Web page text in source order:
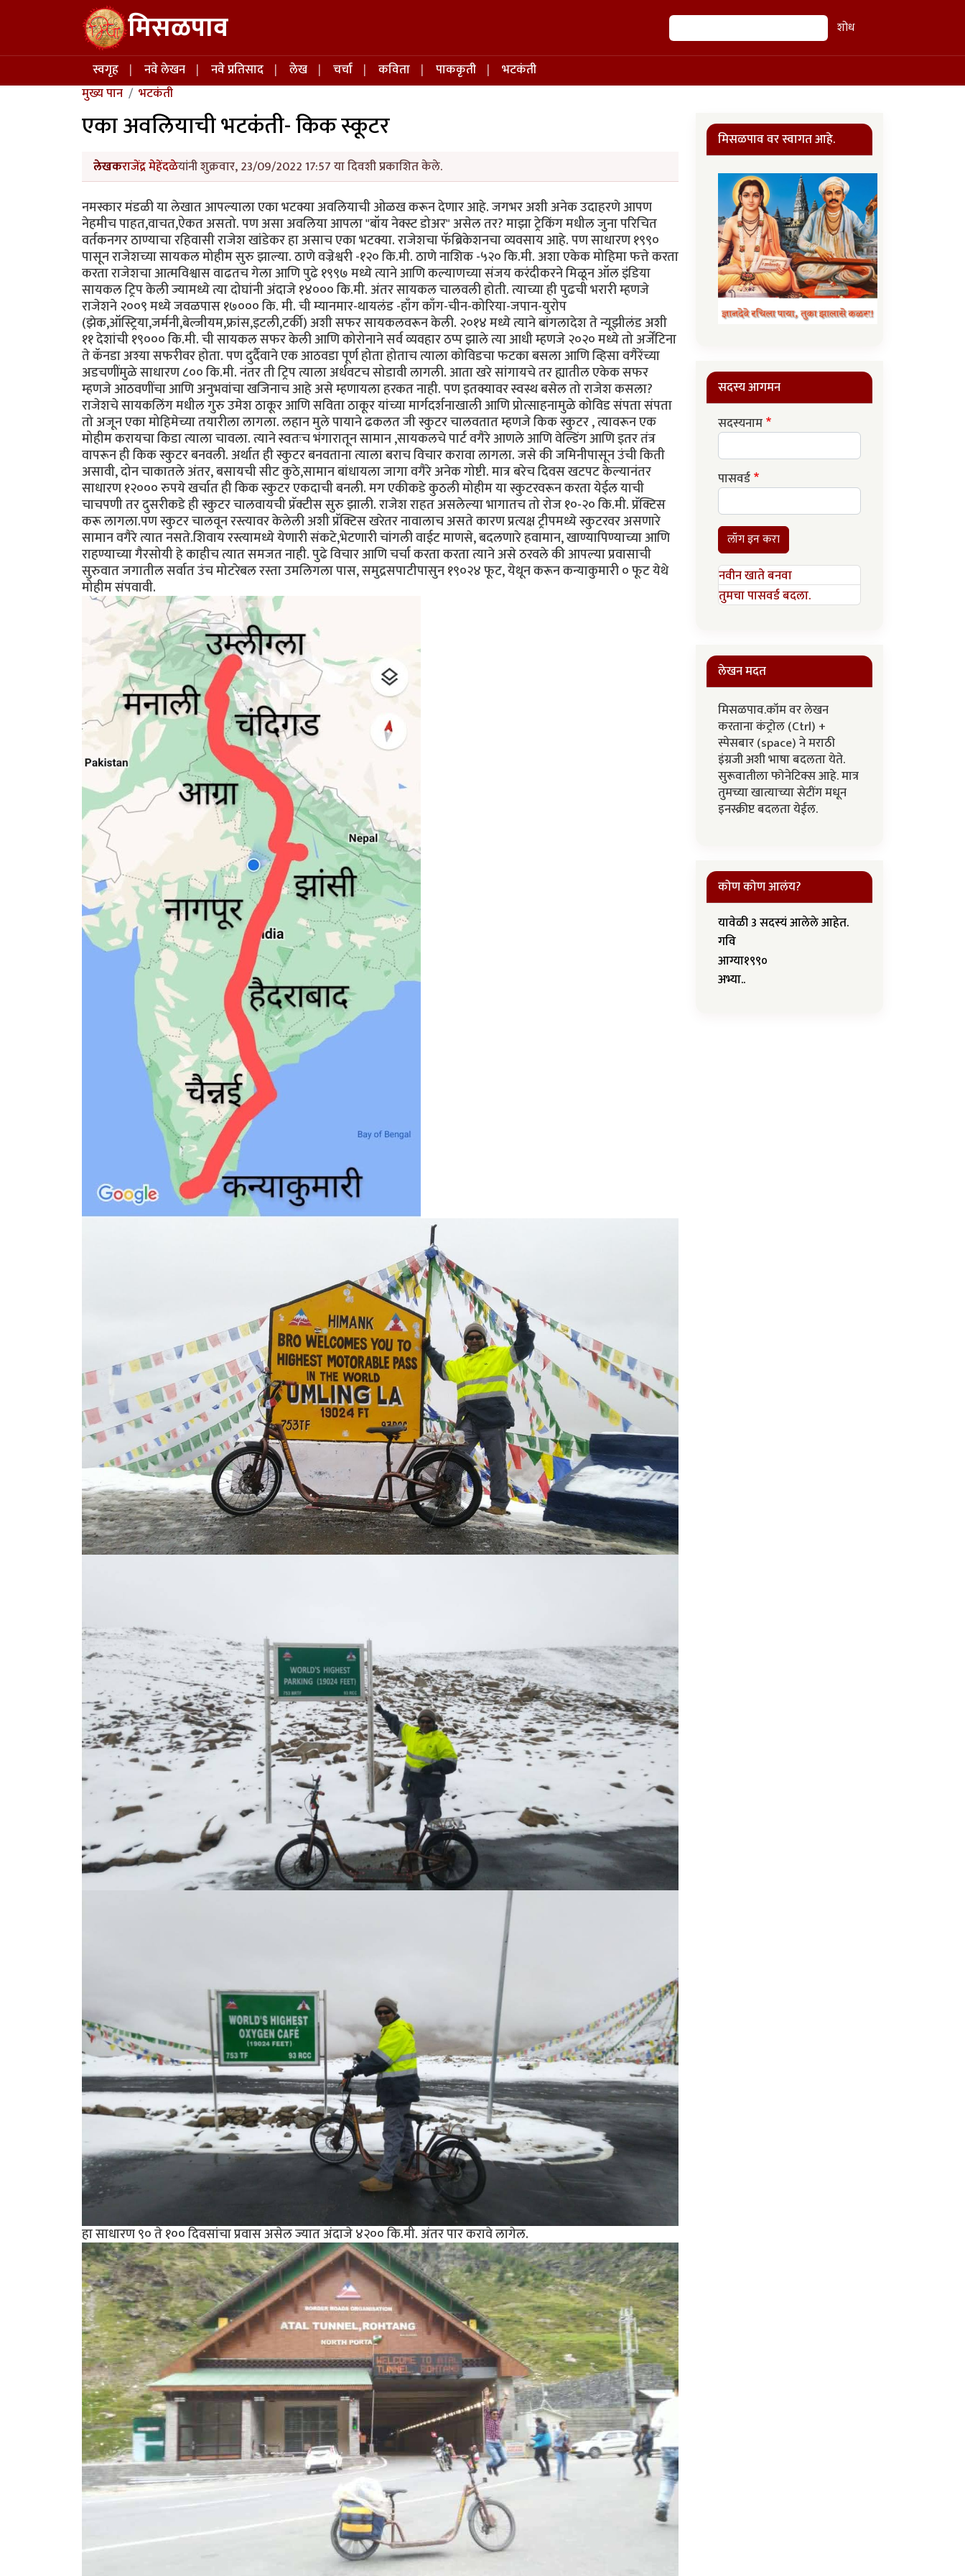
Skip to main content मिसळपाव शोध शोध
Main navigation
स्वगृह नवे लेखन नवे प्रतिसाद लेख चर्चा कविता पाककृती
भटकंती
मुख्य पान
भटकंती
एका अवलियाची भटकंती- किक स्कूटर
लेखकराजेंद्र मेहेंदळेयांनी शुक्रवार, 23/09/2022 17:57 या दिवशी प्रकाशित केले.
नमस्कार मंडळी या लेखात आपल्याला एका भटक्या अवलियाची ओळख करून देणार आहे. जगभर अशी अनेक उदाहरणे आपण
नेहमीच पाहत,वाचत,ऐकत असतो. पण असा अवलिया आपला "बॉय नेक्स्ट डोअर" असेल तर? माझा ट्रेकिंग मधील जुना परिचित
वर्तकनगर ठाण्याचा रहिवासी राजेश खांडेकर हा असाच एका भटक्या. राजेशचा फॅब्रिकेशनचा व्यवसाय आहे. पण साधारण १९९०
पासून राजेशच्या सायकल मोहीम सुरु झाल्या. ठाणे वज्रेश्वरी -१२० कि.मी. ठाणे नाशिक -५२० कि.मी. अशा एकेक मोहिमा फत्ते करता
करता राजेशचा आत्मविश्वास वाढतच गेला आणि पुढे १९९७ मध्ये त्याने आणि कल्याणच्या संजय करंदीकरने मिळून ऑल इंडिया
सायकल ट्रिप केली ज्यामध्ये त्या दोघांनी अंदाजे १४००० कि.मी. अंतर सायकल चालवली होती. त्याच्या ही पुढची भरारी म्हणजे
राजेशने २००९ मध्ये जवळपास १७००० कि. मी. ची म्यानमार-थायलंड -हाँग काँग-चीन-कोरिया-जपान-युरोप
(झेक,ऑस्ट्रिया,जर्मनी,बेल्जीयम,फ्रांस,इटली,टर्की) अशी सफर सायकलवरून केली. २०१४ मध्ये त्याने बांगलादेश ते न्यूझीलंड अशी
११ देशांची १९००० कि.मी. ची सायकल सफर केली आणि कोरोनाने सर्व व्यवहार ठप्प झाले त्या आधी म्हणजे २०२० मध्ये तो अर्जेंटिना
ते कॅनडा अश्या सफरीवर होता. पण दुर्दैवाने एक आठवडा पूर्ण होता होताच त्याला कोविडचा फटका बसला आणि व्हिसा वगैरेंच्या
अडचणींमुळे साधारण ८०० कि.मी. नंतर ती ट्रिप त्याला अर्धवटच सोडावी लागली. आता खरे सांगायचे तर ह्यातील एकेक सफर
म्हणजे आठवणींचा आणि अनुभवांचा खजिनाच आहे असे म्हणायला हरकत नाही. पण इतक्यावर स्वस्थ बसेल तो राजेश कसला?
राजेशचे सायकलिंग मधील गुरु उमेश ठाकूर आणि सविता ठाकूर यांच्या मार्गदर्शनाखाली आणि प्रोत्साहनामुळे कोविड संपता संपता
तो अजून एका मोहिमेच्या तयारीला लागला. लहान मुले पायाने ढकलत जी स्कुटर चालवतात म्हणजे किक स्कुटर , त्यावरून एक
मोहीम करायचा किडा त्याला चावला. त्याने स्वतःच भंगारातून सामान ,सायकलचे पार्ट वगैरे आणले आणि वेल्डिंग आणि इतर तंत्र
वापरून ही किक स्कुटर बनवली. अर्थात ही स्कुटर बनवताना त्याला बराच विचार करावा लागला. जसे की जमिनीपासून उंची किती
असावी, दोन चाकातले अंतर, बसायची सीट कुठे,सामान बांधायला जागा वगैरे अनेक गोष्टी. मात्र बरेच दिवस खटपट केल्यानंतर
साधारण १२००० रुपये खर्चात ही किक स्कुटर एकदाची बनली. मग एकीकडे कुठली मोहीम या स्कुटरवरून करता येईल याची
चाचपणी तर दुसरीकडे ही स्कुटर चालवायची प्रॅक्टीस सुरु झाली. राजेश राहत असलेल्या भागातच तो रोज १०-२० कि.मी. प्रॅक्टिस
करू लागला.पण स्कुटर चालवून रस्त्यावर केलेली अशी प्रॅक्टिस खरेतर नावालाच असते कारण प्रत्यक्ष ट्रीपमध्ये स्कुटरवर असणारे
सामान वगैरे त्यात नसते.शिवाय रस्त्यामध्ये येणारी संकटे,भेटणारी चांगली वाईट माणसे, बदलणारे हवामान, खाण्यापिण्याच्या आणि
राहण्याच्या गैरसोयी हे काहीच त्यात समजत नाही. पुढे विचार आणि चर्चा करता करता त्याने असे ठरवले की आपल्या प्रवासाची
सुरुवात जगातील सर्वात उंच मोटरेबल रस्ता उमलिगला पास, समुद्रसपाटीपासुन १९०२४ फूट, येथून करून कन्याकुमारी ० फूट येथे
मोहीम संपवावी.
हा साधारण ९० ते १०० दिवसांचा प्रवास असेल ज्यात अंदाजे ४२०० कि.मी. अंतर पार करावे लागेल.
मिसळपाव वर स्वागत आहे.
सदस्य आगमन
सदस्यनाम
पासवर्ड
लॉग इन करा
नवीन खाते बनवा
तुमचा पासवर्ड बदला.
लेखन मदत
मिसळपाव.कॉम वर लेखन
करताना कंट्रोल (Ctrl) +
स्पेसबार (space) ने मराठी
इंग्रजी अशी भाषा बदलता येते.
सुरूवातीला फोनेटिक्स आहे. मात्र
तुमच्या खात्याच्या सेटींग मधून
इनस्क्रीप्ट बदलता येईल.
कोण कोण आलंय?
यावेळी 3 सदस्यं आलेले आहेत.
गवि
आग्या१९९०
अभ्या..